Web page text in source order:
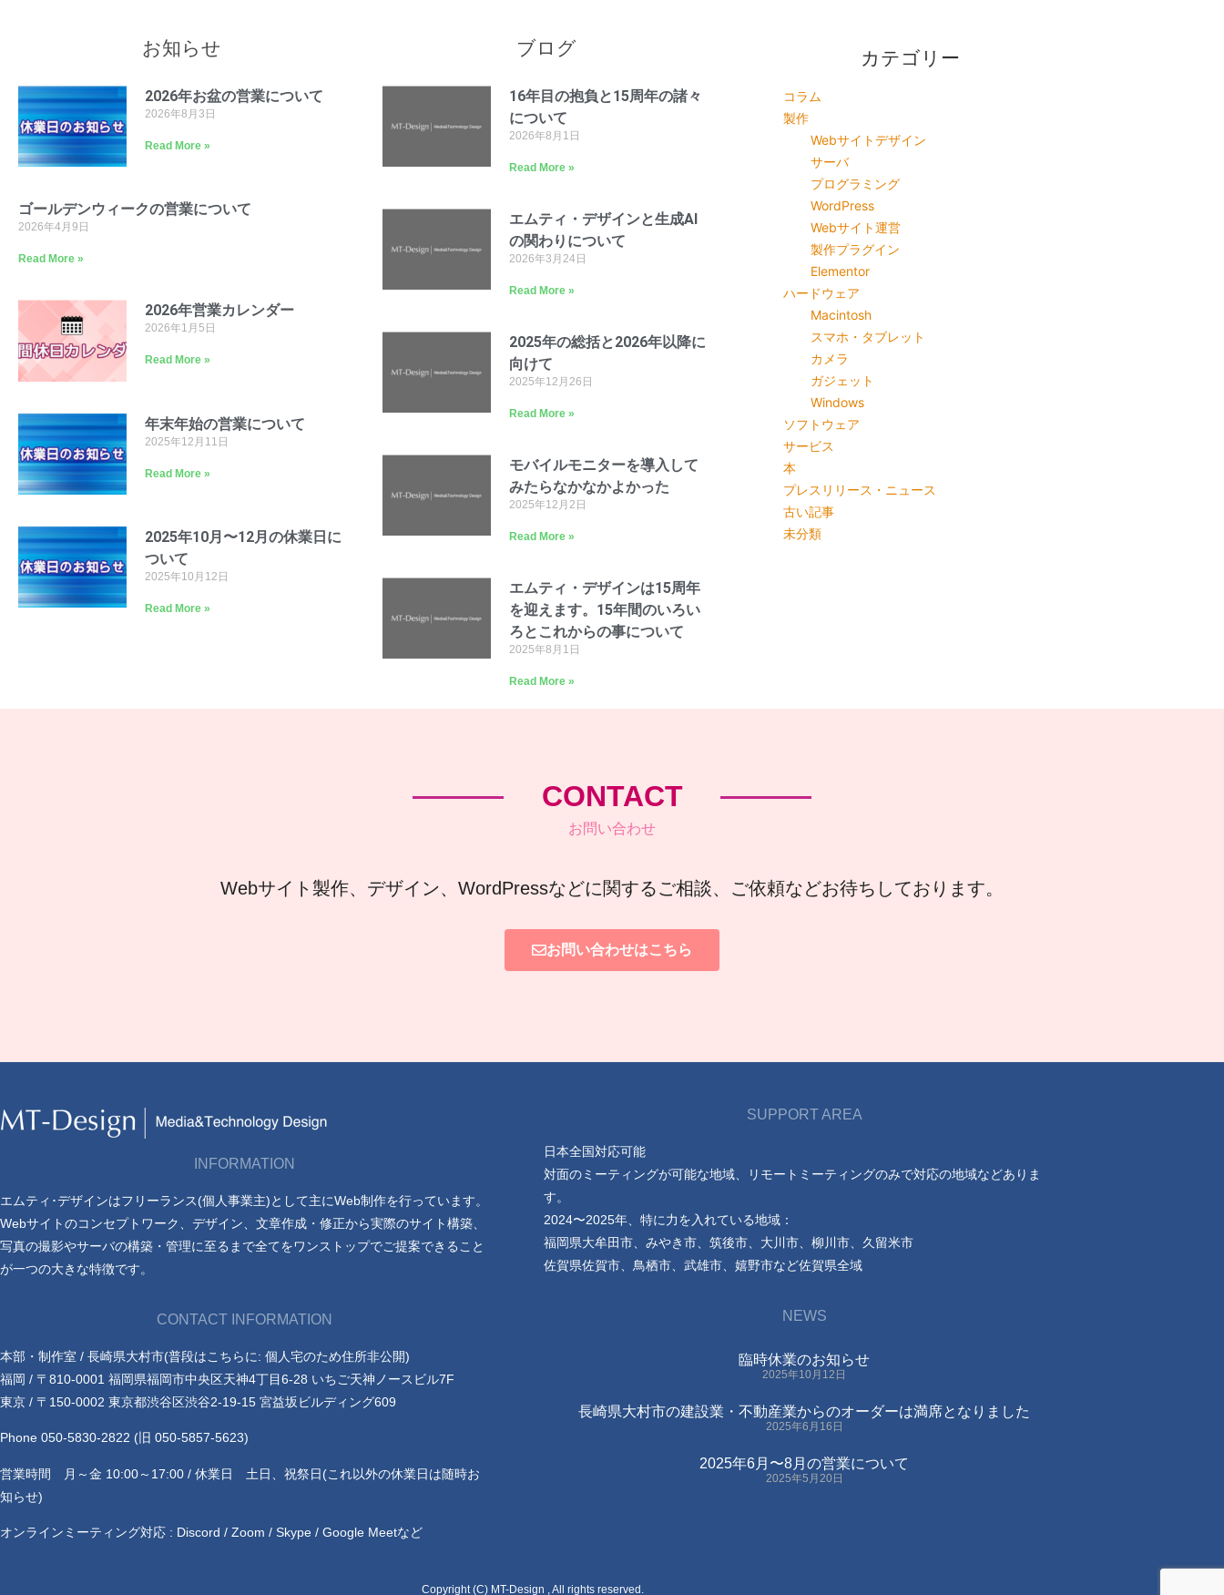
お知らせ
2026年お盆の営業について
2026年8月3日
Read More »
ゴールデンウィークの営業について
2026年4月9日
Read More »
2026年営業カレンダー
2026年1月5日
Read More »
年末年始の営業について
2025年12月11日
Read More »
2025年10月〜12月の休業日に
ついて
2025年10月12日
Read More »
ブログ
16年目の抱負と15周年の諸々
について
2026年8月1日
Read More »
エムティ・デザインと生成AI
の関わりについて
2026年3月24日
Read More »
2025年の総括と2026年以降に
向けて
2025年12月26日
Read More »
モバイルモニターを導入して
みたらなかなかよかった
2025年12月2日
Read More »
エムティ・デザインは15周年
を迎えます。15年間のいろい
ろとこれからの事について
2025年8月1日
Read More »
カテゴリー
コラム
製作
Webサイトデザイン
サーバ
プログラミング
WordPress
Webサイト運営
製作プラグイン
Elementor
ハードウェア
Macintosh
スマホ・タブレット
カメラ
ガジェット
Windows
ソフトウェア
サービス
本
プレスリリース・ニュース
古い記事
未分類
CONTACT
お問い合わせ
Webサイト製作、デザイン、WordPressなどに関するご相談、ご依頼などお待ちしております。
お問い合わせはこちら
INFORMATION
エムティ･デザインはフリーランス(個人事業主)として主にWeb制作を行っています。
Webサイトのコンセプトワーク、デザイン、文章作成・修正から実際のサイト構築、
写真の撮影やサーバの構築・管理に至るまで全てをワンストップでご提案できること
が一つの大きな特徴です。
CONTACT INFORMATION
本部・制作室 / 長崎県大村市(普段はこちらに: 個人宅のため住所非公開)
福岡 / 〒810-0001 福岡県福岡市中央区天神4丁目6-28 いちご天神ノースビル7F
東京 / 〒150-0002 東京都渋谷区渋谷2-19-15 宮益坂ビルディング609
Phone 050-5830-2822 (旧 050-5857-5623)
営業時間 月～金 10:00～17:00 / 休業日 土日、祝祭日(これ以外の休業日は随時お
知らせ)
オンラインミーティング対応 : Discord / Zoom / Skype / Google Meetなど
SUPPORT AREA
日本全国対応可能
対面のミーティングが可能な地域、リモートミーティングのみで対応の地域などありま
す。
2024〜2025年、特に力を入れている地域：
福岡県大牟田市、みやき市、筑後市、大川市、柳川市、久留米市
佐賀県佐賀市、鳥栖市、武雄市、嬉野市など佐賀県全域
NEWS
臨時休業のお知らせ
2025年10月12日
長崎県大村市の建設業・不動産業からのオーダーは満席となりました
2025年6月16日
2025年6月〜8月の営業について
2025年5月20日
Copyright (C) MT-Design , All rights reserved.